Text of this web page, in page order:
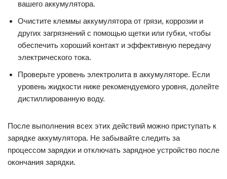
вашего аккумулятора.
Очистите клеммы аккумулятора от грязи, коррозии и
других загрязнений с помощью щетки или губки, чтобы
обеспечить хороший контакт и эффективную передачу
электрического тока.
Проверьте уровень электролита в аккумуляторе. Если
уровень жидкости ниже рекомендуемого уровня, долейте
дистиллированную воду.
После выполнения всех этих действий можно приступать к
зарядке аккумулятора. Не забывайте следить за
процессом зарядки и отключать зарядное устройство после
окончания зарядки.